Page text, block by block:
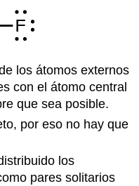
los átomos externos
con el átomo central
que sea posible.
por eso no hay que
los
pares solitarios